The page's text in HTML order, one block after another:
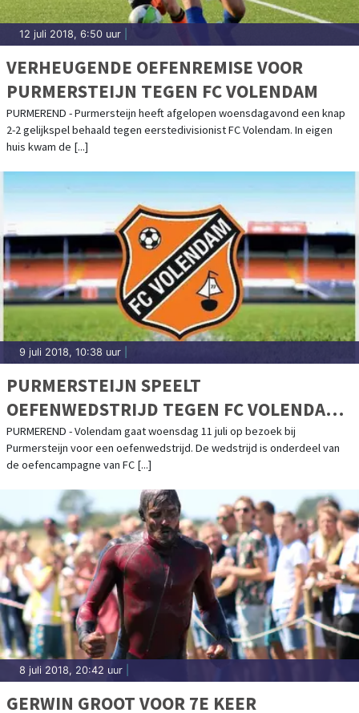
12 juli 2018, 6:50 uur
VERHEUGENDE OEFENREMISE VOOR
PURMERSTEIJN TEGEN FC VOLENDAM
PURMEREND - Purmersteijn heeft afgelopen woensdagavond een knap
2-2 gelijkspel behaald tegen eerstedivisionist FC Volendam. In eigen
huis kwam de [...]
9 juli 2018, 10:38 uur
PURMERSTEIJN SPEELT
OEFENWEDSTRIJD TEGEN FC VOLENDAM
WOENSDAG 11 JULI
PURMEREND - Volendam gaat woensdag 11 juli op bezoek bij
Purmersteijn voor een oefenwedstrijd. De wedstrijd is onderdeel van
de oefencampagne van FC [...]
8 juli 2018, 20:42 uur
GERWIN GROOT VOOR 7E KEER